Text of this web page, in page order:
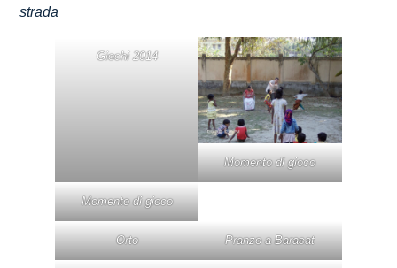
strada
Giochi 2014
Momento di gioco
Momento di gioco
Orto Pranzo a Barasat